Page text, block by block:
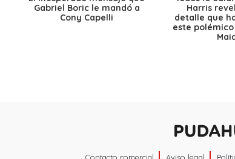
Gabriel Boric le mandó a
Cony Capelli
Harris
detalle que
este